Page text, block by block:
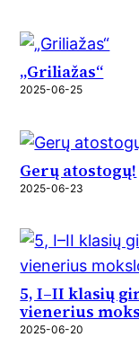
„Griliažas“
2025-06-25
Gerų atostogų!
2025-06-23
5, I–II klasių
vienerius
2025-06-20